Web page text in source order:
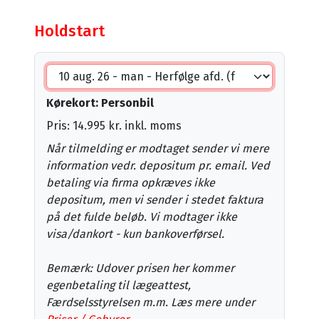
Holdstart
Kørekort: Personbil
Pris: 14.995 kr. inkl. moms
Når tilmelding er modtaget sender vi mere
information vedr. depositum pr. email. Ved
betaling via firma opkræves ikke
depositum, men vi sender i stedet faktura
på det fulde beløb. Vi modtager ikke
visa/dankort - kun bankoverførsel.
Bemærk: Udover prisen her kommer
egenbetaling til lægeattest,
Færdselsstyrelsen m.m. Læs mere under